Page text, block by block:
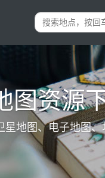
图资源
地图、电子地图